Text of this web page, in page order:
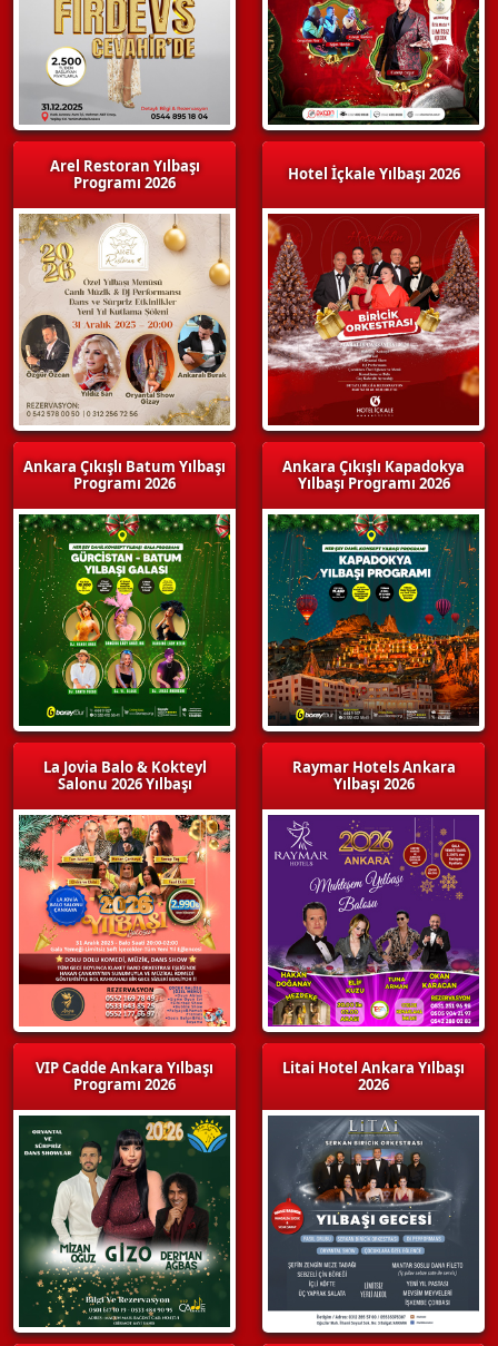
Arel Restoran Yılbaşı
Programı 2026
Ankara Çıkışlı Batum Yılbaşı
Programı 2026
La Jovia Balo & Kokteyl
Salonu 2026 Yılbaşı
VIP Cadde Ankara Yılbaşı
Programı 2026
Hotel İçkale Yılbaşı 2026
Ankara Çıkışlı Kapadokya
Yılbaşı Programı 2026
Raymar Hotels Ankara
Yılbaşı 2026
Litai Hotel Ankara Yılbaşı
2026